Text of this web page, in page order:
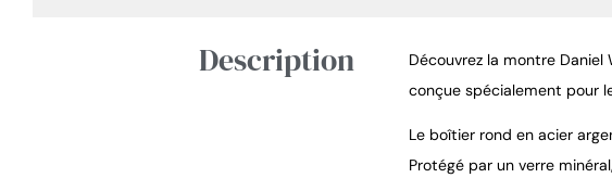
Description
Découvrez la montre Daniel
conçue spécialement pour
Le boîtier rond en acier
Protégé par un verre